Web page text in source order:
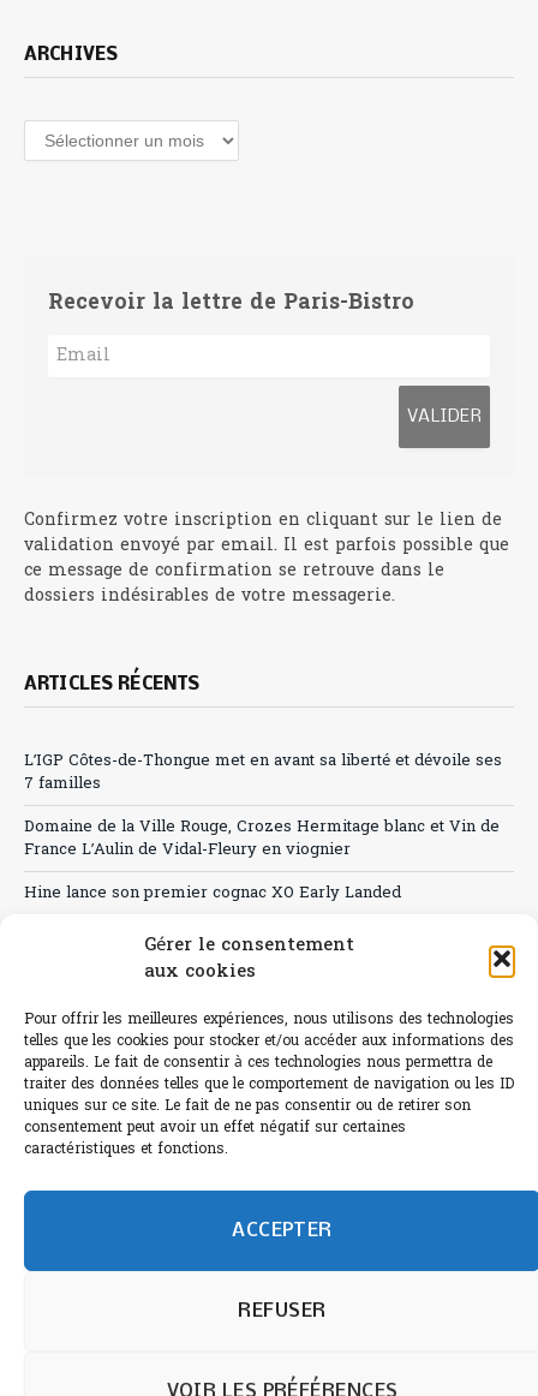
Gérer le consentement
aux cookies
Pour offrir les meilleures expériences, nous utilisons des technologies
telles que les cookies pour stocker et/ou accéder aux informations des
appareils. Le fait de consentir à ces technologies nous permettra de
traiter des données telles que le comportement de navigation ou les ID
uniques sur ce site. Le fait de ne pas consentir ou de retirer son
consentement peut avoir un effet négatif sur certaines
caractéristiques et fonctions.
ACCEPTER
REFUSER
VOIR LES PRÉFÉRENCES
ARCHIVES
Archives
Recevoir la lettre de Paris-Bistro
Confirmez votre inscription en cliquant sur le lien de
validation envoyé par email. Il est parfois possible que
ce message de confirmation se retrouve dans le
dossiers indésirables de votre messagerie.
ARTICLES RÉCENTS
L’IGP Côtes-de-Thongue met en avant sa liberté et dévoile ses
7 familles
Domaine de la Ville Rouge, Crozes Hermitage blanc et Vin de
France L’Aulin de Vidal-Fleury en viognier
Hine lance son premier cognac XO Early Landed
Canicule : A quand le CHR à « l’heure espagnole » ?
Sélection de rosés 2026
L'abus d'alcool est dangereux pour la santé.
humain et 0% IA de Paris Bistro Editions - SARL de Presse -
Informations légales etRGPD